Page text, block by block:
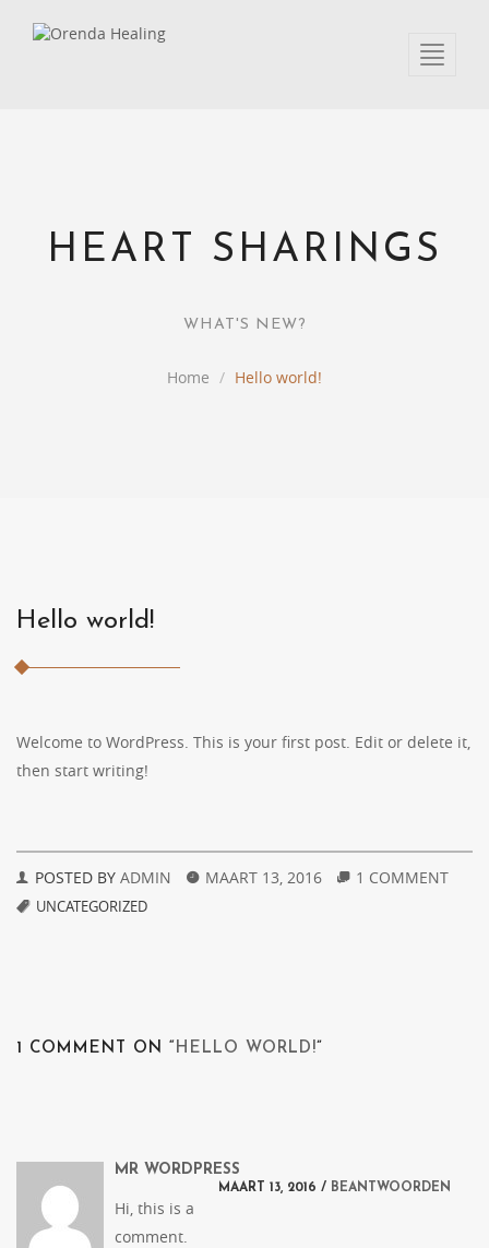
Toggle
HEART SHARINGS
WHAT'S NEW?
Home Hello world!
Hello world!
Welcome to WordPress. This is your first post. Edit or delete it,
then start writing!
POSTED BY ADMIN MAART 13, 2016 1 COMMENT
UNCATEGORIZED
1 COMMENT ON “ HELLO WORLD!
MR WORDPRESS
MAART 13, 2016 / BEANTWOORDEN
Hi, this is a
comment.